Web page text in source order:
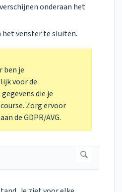
onderaan het
het venster te sluiten.
ben je
voor de
die je
Zorg ervoor
de GDPR/AVG.